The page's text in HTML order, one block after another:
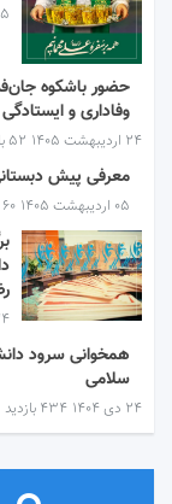
۱۵
حضور باشکوه
وفاداری و ایستادگی
۲۴ اردیبهشت ۱۴۰۵ 52 بازدید
معرفی پیش
۰۵ اردیبهشت ۱۴۰۵ 60 بازدید
۲۴
همخوانی سرود
سلامی
۲۴ دی ۱۴۰۴ 434 بازدید